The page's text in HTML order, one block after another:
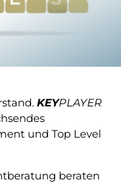
KEYPLAYER
und Top Level
beraten